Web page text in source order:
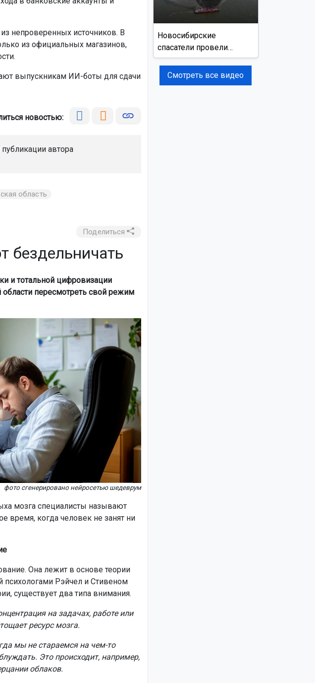
непроверенных источников. В
из официальных магазинов,
выпускникам ИИ-боты для сдачи
новостью:
автора
область
Поделиться
бездельничать
и тотальной цифровизации
пересмотреть свой режим
фото сгенерировано нейросетью шедеврум
мозга специалисты называют
время, когда человек не занят ни
Она лежит в основе теории
психологами Рэйчел и Стивеном
существует два типа внимания.
на задачах, работе или
ресурс мозга.
мы не стараемся на чем-то
Это происходит, например,
облаков.
Новосибирские
спасатели провели
учения на реке Обь
Смотреть все видео